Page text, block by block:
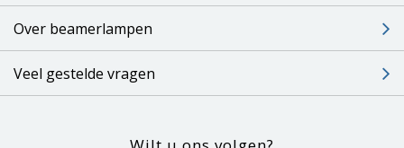
Over beamerlampen
Veel gestelde vragen